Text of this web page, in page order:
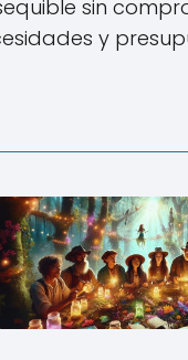
sin
y